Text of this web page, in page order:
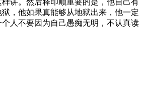
讲。然后释印顺重要的是，他自己有
，他如果真能够从地狱出来，他一定
人不要因为自己愚痴无明，不认真读